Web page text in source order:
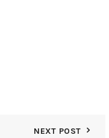
NEXT POST